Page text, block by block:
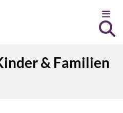
& Familien